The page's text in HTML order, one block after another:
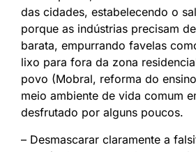
das cidades, estabelecendo o
porque as indústrias precisam
barata, empurrando favelas
lixo para fora da zona
povo (Mobral, reforma do
meio ambiente de vida comum
desfrutado por alguns poucos.
– Desmascarar claramente a